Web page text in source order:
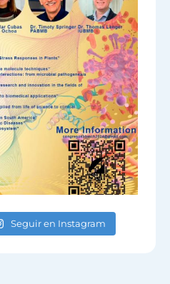
Seguir en Instagram